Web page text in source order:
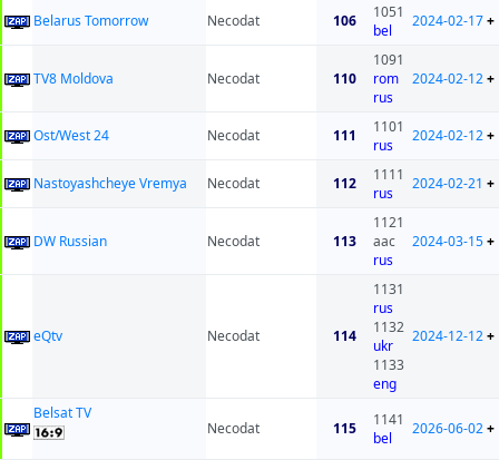
Belarus Tomorrow Necodat 106
1051
bel
2024-02-17+
TV8 Moldova Necodat 110
1091
rom
rus
2024-02-12+
Ost/West 24 Necodat 111
1101
rus
2024-02-12+
Nastoyashcheye Vremya Necodat 112
1111
rus
2024-02-21 +
DW Russian Necodat 113
1121
aac
rus
2024-03-15+
eQtv Necodat 114
1131
rus
1132
ukr
1133
eng
2024-12-12+
Belsat TV
Necodat
115
1141
bel
2026-06-02+